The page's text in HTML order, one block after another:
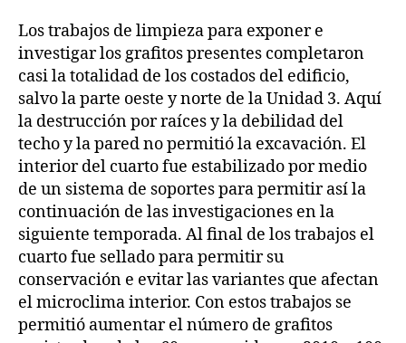
Los trabajos de limpieza para exponer e
investigar los grafitos presentes completaron
casi la totalidad de los costados del edificio,
salvo la parte oeste y norte de la Unidad 3. Aquí
la destrucción por raíces y la debilidad del
techo y la pared no permitió la excavación. El
interior del cuarto fue estabilizado por medio
de un sistema de soportes para permitir así la
continuación de las investigaciones en la
siguiente temporada. Al final de los trabajos el
cuarto fue sellado para permitir su
conservación e evitar las variantes que afectan
el microclima interior. Con estos trabajos se
permitió aumentar el número de grafitos